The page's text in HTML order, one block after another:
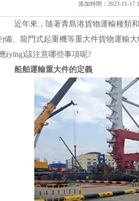
添加時間：2023-11-17
年來，隨著青島港貨物運輸種類和
備、龍門式起重機等重大件貨物運輸
(yīng)該注意哪些事項呢?
舶運輸重大件的定義